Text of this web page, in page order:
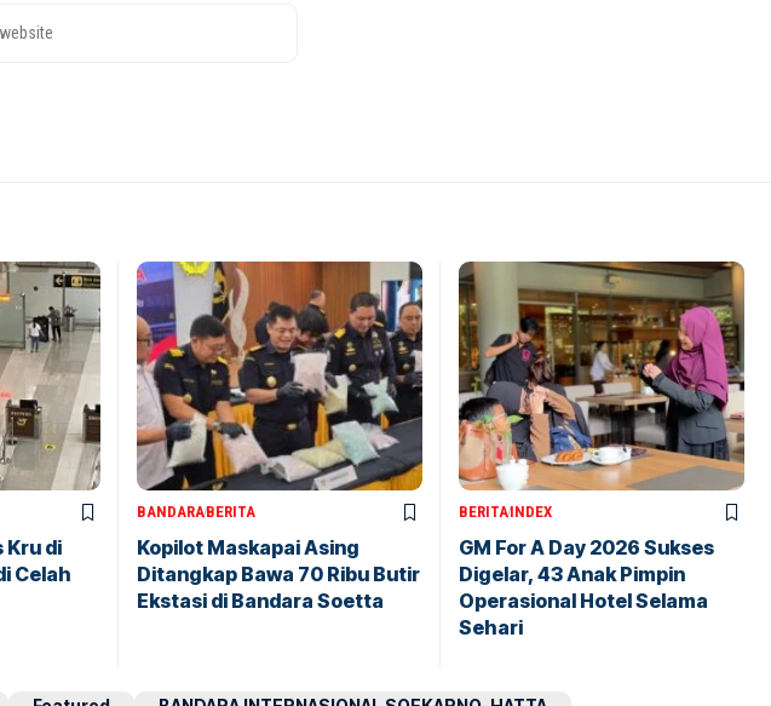
Kru di
Celah
BANDARABERITA
Kopilot Maskapai Asing
Ditangkap Bawa 70 Ribu Butir
Ekstasi di Bandara Soetta
BERITAINDEX
GM For A Day 2026 Sukses
Digelar, 43 Anak Pimpin
Operasional Hotel Selama
Sehari